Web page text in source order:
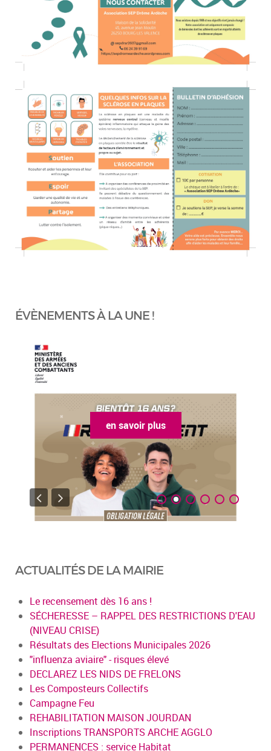
ÉVÈNEMENTS À LA UNE !
en savoir plus
ACTUALITÉS DE LA MAIRIE
Le recensement dès 16 ans !
SÉCHERESSE – RAPPEL DES RESTRICTIONS D'EAU
(NIVEAU CRISE)
Résultats des Elections Municipales 2026
"influenza aviaire" - risques élevé
DECLAREZ LES NIDS DE FRELONS
Les Composteurs Collectifs
Campagne Feu
REHABILITATION MAISON JOURDAN
Inscriptions TRANSPORTS ARCHE AGGLO
PERMANENCES : service Habitat